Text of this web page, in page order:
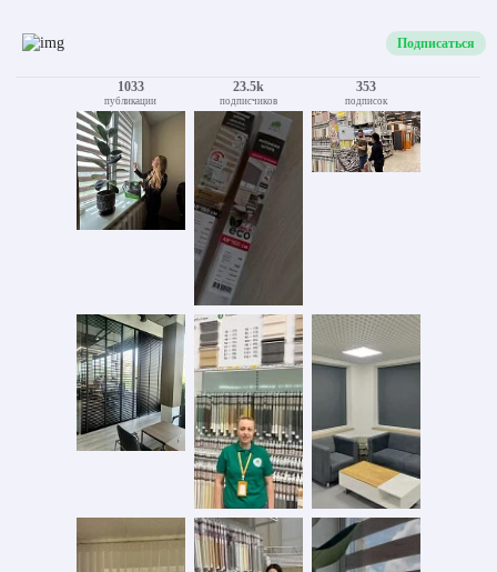
Подписаться
1033
публикации
23.5k
подписчиков
353
подписок